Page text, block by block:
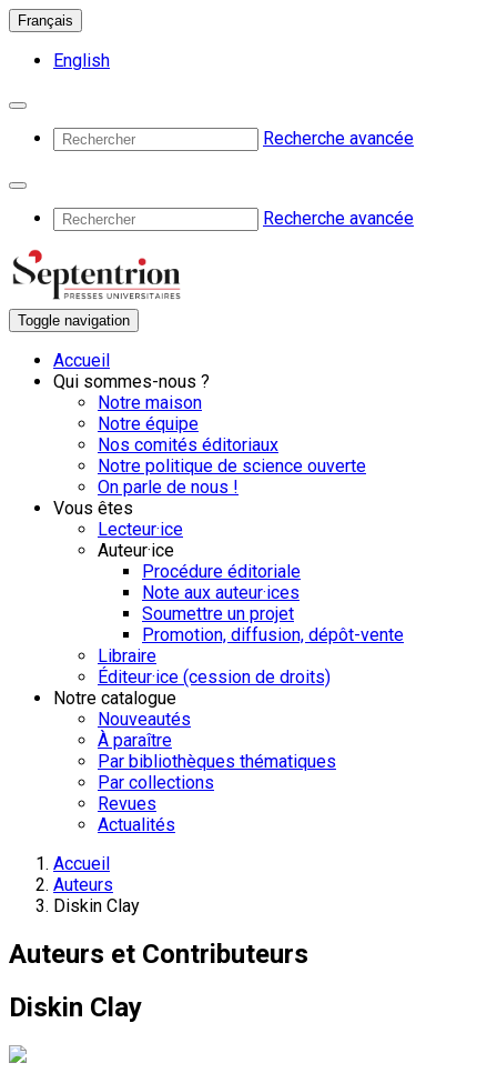
Français
English
Recherche avancée
Recherche avancée
Toggle navigation
Accueil
Qui sommes-nous ?
Notre maison
Notre équipe
Nos comités éditoriaux
Notre politique de science ouverte
On parle de nous !
Vous êtes
Lecteur·ice
Auteur·ice
Procédure éditoriale
Note aux auteur·ices
Soumettre un projet
Promotion, diffusion, dépôt-vente
Libraire
Éditeur·ice (cession de droits)
Notre catalogue
Nouveautés
À paraître
Par bibliothèques thématiques
Par collections
Revues
Actualités
Accueil
Auteurs
Diskin Clay
Auteurs et Contributeurs
Diskin Clay